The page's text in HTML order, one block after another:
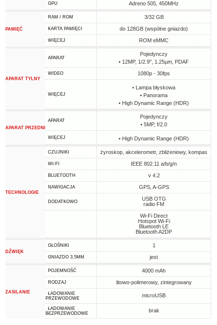
GPU Adreno 505, 450MHz
PAMIĘĆ
RAM / ROM 3/32 GB
KARTA PAMIĘCI do 128GB (wspólne gniazdo)
WIĘCEJ ROM eMMC
APARAT TYLNY
APARAT
Pojedynczy
• 12MP, 1/2.9", 1.25µm, PDAF
WIDEO 1080p - 30fps
WIĘCEJ
• Lampa błyskowa
• Panorama
• High Dynamic Range (HDR)
APARAT PRZEDNI
APARAT
Pojedynczy
• 5MP, f/2.0
WIĘCEJ • High Dynamic Range (HDR)
TECHNOLOGIE
CZUJNIKI żyroskop, akcelerometr, zbliżeniowy, kompas
WI-FI IEEE 802.11 a/b/g/n
BLUETOOTH v 4.2
NAWIGACJA GPS, A-GPS
DODATKOWO
USB OTG
radio FM
Wi-Fi Direct
Hotspot Wi-Fi
Bluetooth LE
Bluetooth A2DP
DŹWIĘK
GŁOŚNIKI 1
GNIAZDO 3,5MM jest
ZASILANIE
POJEMNOŚĆ 4000 mAh
RODZAJ litowo-polimerowy, zintegrowany
ŁADOWANIE
PRZEWODOWE
microUSB
ŁADOWANIE
BEZPRZEWODOWE
brak